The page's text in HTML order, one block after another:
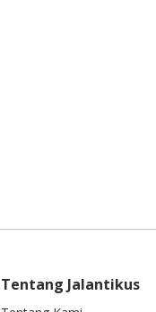
Tentang Jalantikus